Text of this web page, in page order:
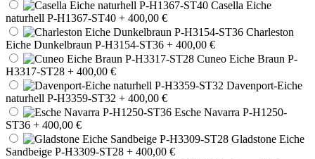
Casella Eiche
naturhell P-H1367-ST40 + 400,00 €
Charleston
Eiche Dunkelbraun P-H3154-ST36 + 400,00 €
Cuneo Eiche Braun P-
H3317-ST28 + 400,00 €
Davenport-Eiche
naturhell P-H3359-ST32 + 400,00 €
Esche Navarra P-H1250-
ST36 + 400,00 €
Gladstone Eiche
Sandbeige P-H3309-ST28 + 400,00 €